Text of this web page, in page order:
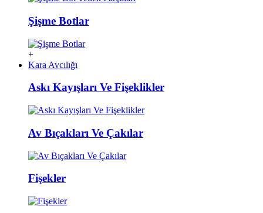
Şişme Botlar
+
Kara Avcılığı
Askı Kayışları Ve Fişeklikler
Av Bıçakları Ve Çakılar
Fişekler